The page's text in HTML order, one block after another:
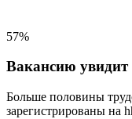
57%
Вакансию увидит
Больше половины
зарегистрированы на